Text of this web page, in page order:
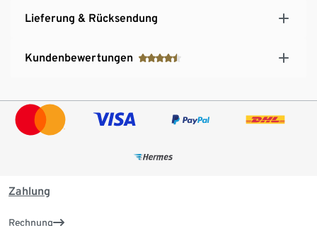
Lieferung & Rücksendung
Kundenbewertungen
Zahlung
Rechnung